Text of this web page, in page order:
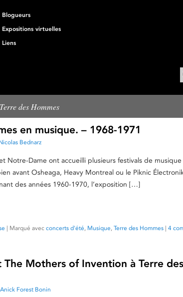
Blogueurs
Expositions virtuelles
Liens
Terre des Hommes
en musique. – 1968-1971
Bednarz
Notre-Dame ont accueilli plusieurs festivals de musique
avant Osheaga, Heavy Montreal ou le Piknic
des années 1960-1970, l’exposition […]
| Marqué avec concerts d'été, Musique, Terre des Hommes | 4
The Mothers of Invention à Terre
Anick Forest Bonin